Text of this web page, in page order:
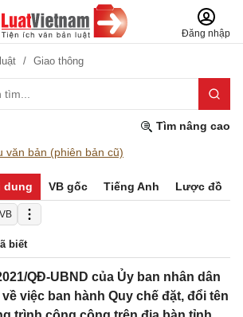
Đăng nhập
Giao thông
Tìm nâng cao
văn bản (phiên bản cũ)
dung VB gốc Tiếng Anh Lược đồ
biết
QĐ-UBND của Ủy ban nhân dân
việc ban hành Quy chế đặt, đổi tên